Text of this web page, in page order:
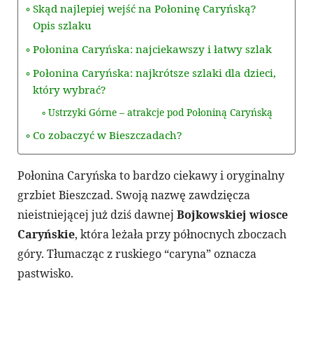
Skąd najlepiej wejść na Połoninę Caryńską?
Opis szlaku
Połonina Caryńska: najciekawszy i łatwy szlak
Połonina Caryńska: najkrótsze szlaki dla dzieci,
który wybrać?
Ustrzyki Górne – atrakcje pod Połoniną Caryńską
Co zobaczyć w Bieszczadach?
Połonina Caryńska to bardzo ciekawy i oryginalny
grzbiet Bieszczad. Swoją nazwę zawdzięcza
nieistniejącej już dziś dawnej Bojkowskiej wiosce
Caryńskie, która leżała przy północnych zboczach
góry. Tłumacząc z ruskiego “caryna” oznacza
pastwisko.